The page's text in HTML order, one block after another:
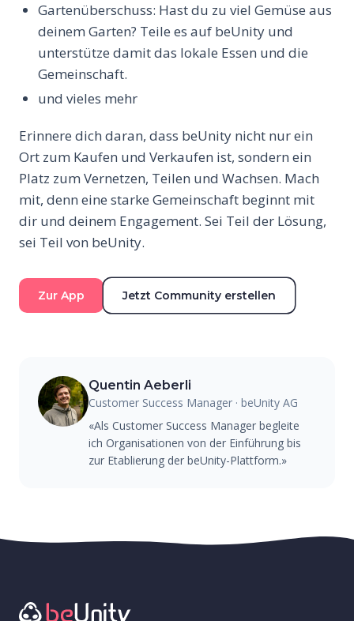
Gartenüberschuss: Hast du zu viel Gemüse aus
deinem Garten? Teile es auf beUnity und
unterstütze damit das lokale Essen und die
Gemeinschaft.
und vieles mehr
Erinnere dich daran, dass beUnity nicht nur ein
Ort zum Kaufen und Verkaufen ist, sondern ein
Platz zum Vernetzen, Teilen und Wachsen. Mach
mit, denn eine starke Gemeinschaft beginnt mit
dir und deinem Engagement. Sei Teil der Lösung,
sei Teil von beUnity.
Zur App Jetzt Community erstellen
Quentin Aeberli
Customer Success Manager · beUnity AG
«Als Customer Success Manager begleite
ich Organisationen von der Einführung bis
zur Etablierung der beUnity-Plattform.»